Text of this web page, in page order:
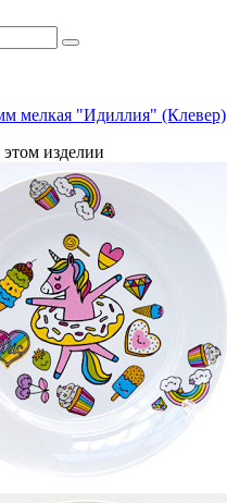
мелкая "Идиллия" (Клевер)
изделии